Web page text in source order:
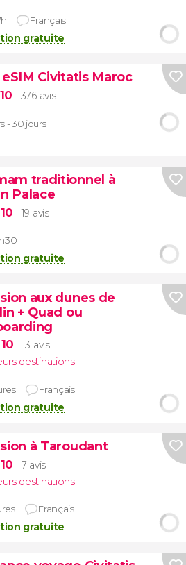
Français
gratuite
Civitatis Maroc
376 avis
- 30 jours
traditionnel à
Palace
19 avis
gratuite
aux dunes de
+ Quad ou
13 avis
destinations
Français
gratuite
à Taroudant
7 avis
destinations
Français
gratuite